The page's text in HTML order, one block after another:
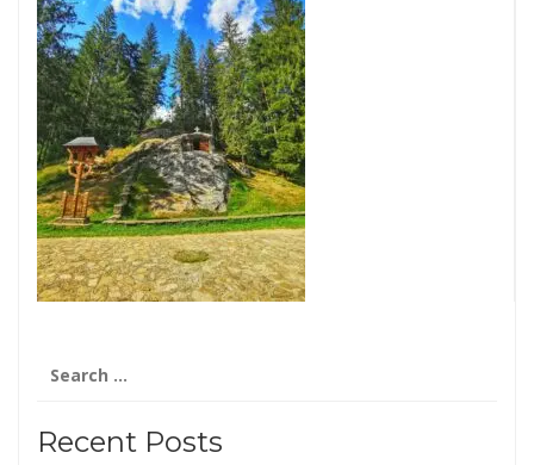
for:
Recent Posts